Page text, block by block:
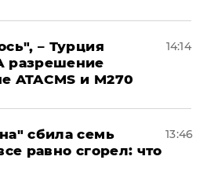
– Турция
разрешение
ATACMS и M270
14:14
сбила семь
равно сгорел: что
13:46